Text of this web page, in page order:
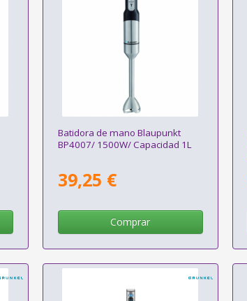
Batidora de mano Blaupunkt
BP4007/ 1500W/ Capacidad 1L
39,25 €
Comprar